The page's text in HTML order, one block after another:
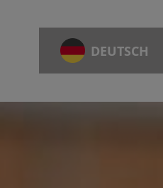
DEUTSCH